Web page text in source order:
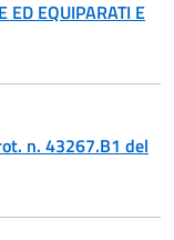
ED EQUIPARATI E
n. 43267.B1 del